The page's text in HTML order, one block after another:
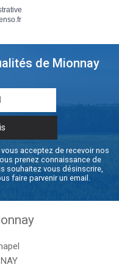
de Mionnay
acceptez de recevoir nos
prenez connaissance de
souhaitez vous désinscrire,
faire parvenir un email.